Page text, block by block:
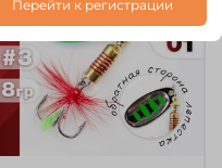
Перейти к регистрации